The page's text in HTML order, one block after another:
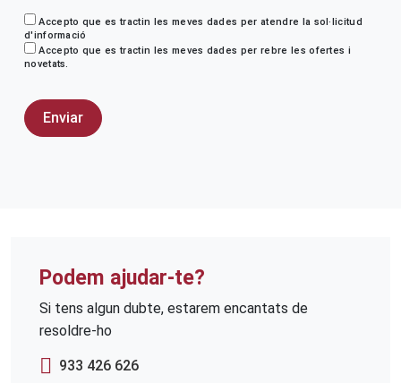
Accepto que es tractin les meves dades per atendre la sol·licitud
d'informació
Accepto que es tractin les meves dades per rebre les ofertes i
novetats.
Podem ajudar-te?
Si tens algun dubte, estarem encantats de
resoldre-ho
933 426 626